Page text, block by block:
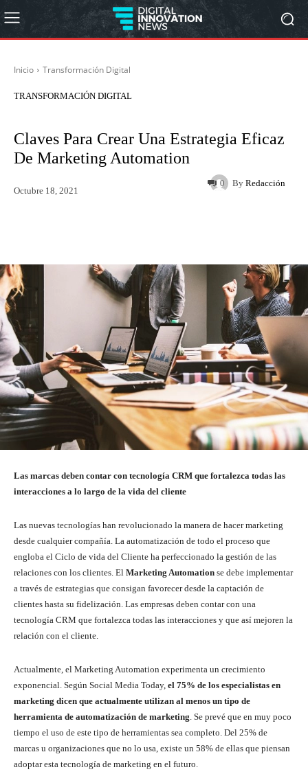
Inicio Transformación Digital
TRANSFORMACIÓN DIGITAL
Claves Para Crear Una Estrategia Eficaz
De Marketing Automation
By Redacción
Octubre 18, 2021
0
Las marcas deben contar con tecnología CRM que fortalezca todas las
interacciones a lo largo de la vida del cliente
Las nuevas tecnologías han revolucionado la manera de hacer marketing
desde cualquier compañía. La automatización de todo el proceso que
engloba el Ciclo de vida del Cliente ha perfeccionado la gestión de las
relaciones con los clientes. El Marketing Automation se debe implementar
a través de estrategias que consigan favorecer desde la captación de
clientes hasta su fidelización. Las empresas deben contar con una
tecnología CRM que fortalezca todas las interacciones y que así mejoren la
relación con el cliente.
Actualmente, el Marketing Automation experimenta un crecimiento
exponencial. Según Social Media Today, el 75% de los especialistas en
marketing dicen que actualmente utilizan al menos un tipo de
herramienta de automatización de marketing . Se prevé que en muy poco
tiempo el uso de este tipo de herramientas sea completo. Del 25% de
marcas u organizaciones que no lo usa, existe un 58% de ellas que piensan
adoptar esta tecnología de marketing en el futuro.